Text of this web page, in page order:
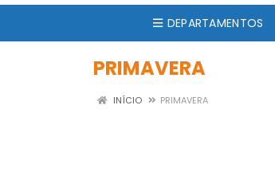
DEPARTAMENTOS
PRIMAVERA
INÍCIO PRIMAVERA